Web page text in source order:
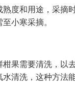
熟度和用途，采摘
小寒采摘。
柑果需要清洗，以
水清洗，这种方法